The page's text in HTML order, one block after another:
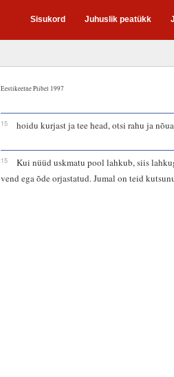
Sisukord Juhuslik peatükk
Eestikeelne Piibel 1997
15 hoidu kurjast ja tee head, otsi rahu ja
15
Kui nüüd uskmatu pool lahkub, siis
vend ega õde orjastatud. Jumal on teid